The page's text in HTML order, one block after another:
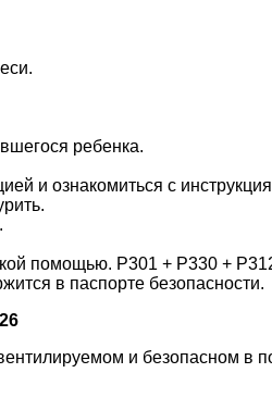
ребенка.
и ознакомиться с
помощью. Р301 + Р330 +
в паспорте безопасности.
и безопасном в